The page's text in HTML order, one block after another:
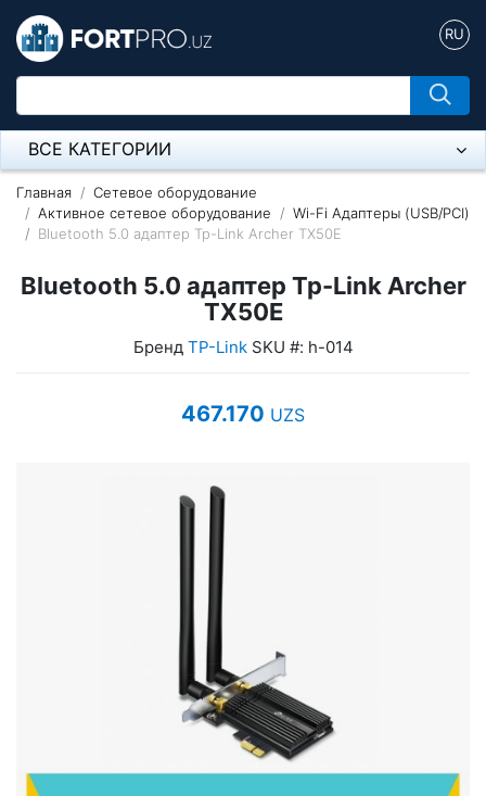
RU
ВСЕ КАТЕГОРИИ
Микрофон
Напольные розетки
Оборудование Mikrotik
Модемы ADSL, Wan/Lan Роутеры, Wi-Fi
Серверное оборудование
UPS Источники бесперебойного питания
Мышки и Клавиатуры
Системы охлаждения
Главная
Сетевое оборудование
Активное сетевое оборудование
Wi-Fi Адаптеры (USB/PCI)
Bluetooth 5.0 адаптер Tp-Link Archer TX50E
Bluetooth 5.0 адаптер Tp-Link Archer
TX50E
Бренд TP-Link SKU #: h-014
467.170 UZS